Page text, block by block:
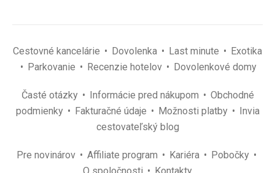
Cestovné kancelárie Dovolenka Last minute
Exotika
Parkovanie
Recenzie hotelov Dovolenkové domy
Časté otázky Informácie pred nákupom
Obchodné
podmienky
Fakturačné údaje Možnosti platby
Invia
cestovateľský blog
Pre novinárov Affiliate program Kariéra
Pobočky